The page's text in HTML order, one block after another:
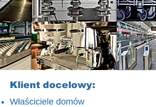
Klient docelowy:
Właściciele domów